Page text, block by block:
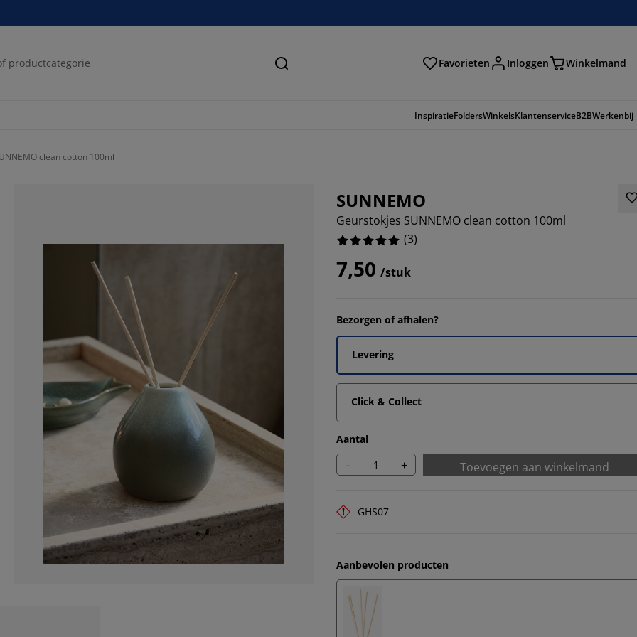
Zoeken Favorieten Inloggen Winkelmand
InspiratieFoldersWinkelsKlantenserviceB2BWerkenbij
clean cotton 100ml
SUNNEMO
Geurstokjes SUNNEMO clean cotton 100ml
(3)
7,50 /stuk
Bezorgen of afhalen?
Levering
Click & Collect
Aantal
- + Toevoegen aan winkelmand
GHS07
Aanbevolen producten